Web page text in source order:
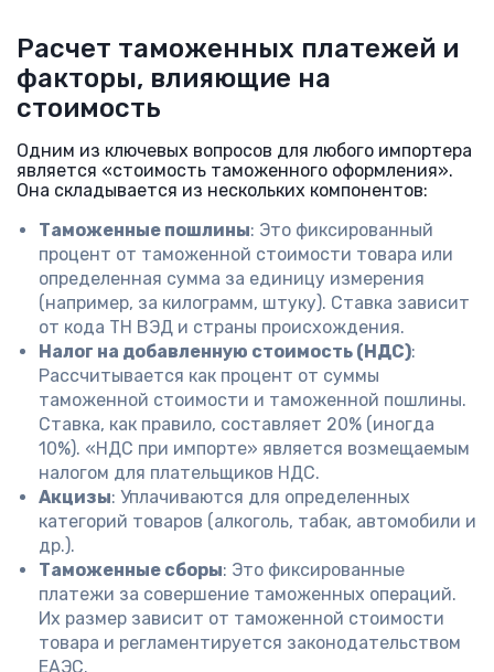
Расчет таможенных платежей и
факторы, влияющие на
стоимость
Одним из ключевых вопросов для любого импортера
является «стоимость таможенного оформления».
Она складывается из нескольких компонентов:
Таможенные пошлины: Это фиксированный
процент от таможенной стоимости товара или
определенная сумма за единицу измерения
(например, за килограмм, штуку). Ставка зависит
от кода ТН ВЭД и страны происхождения.
Налог на добавленную стоимость (НДС):
Рассчитывается как процент от суммы
таможенной стоимости и таможенной пошлины.
Ставка, как правило, составляет 20% (иногда
10%). «НДС при импорте» является возмещаемым
налогом для плательщиков НДС.
Акцизы: Уплачиваются для определенных
категорий товаров (алкоголь, табак, автомобили и
др.).
Таможенные сборы: Это фиксированные
платежи за совершение таможенных операций.
Их размер зависит от таможенной стоимости
товара и регламентируется законодательством
ЕАЭС.